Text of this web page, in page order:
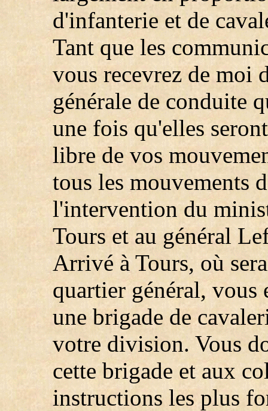
d'infanterie et de
Tant que les
vous recevrez de moi
générale de conduite
une fois qu'elles
libre de vos
tous les mouvements
l'intervention du
Tours et au général
Arrivé à Tours, où
quartier général, vous
une brigade de
votre division. Vous
cette brigade et aux
instructions les plus